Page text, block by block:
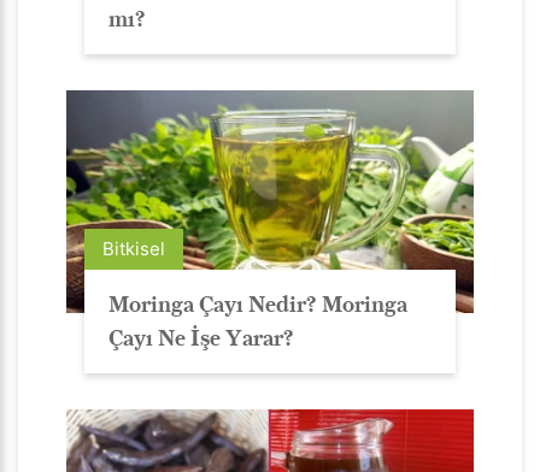
mı?
Bitkisel
Moringa Çayı Nedir? Moringa
Çayı Ne İşe Yarar?